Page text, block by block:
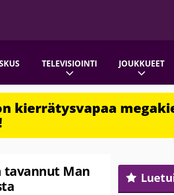
TELEVISIOINTI JOUKKUEET
kierrätysvapaa
tavannut Man